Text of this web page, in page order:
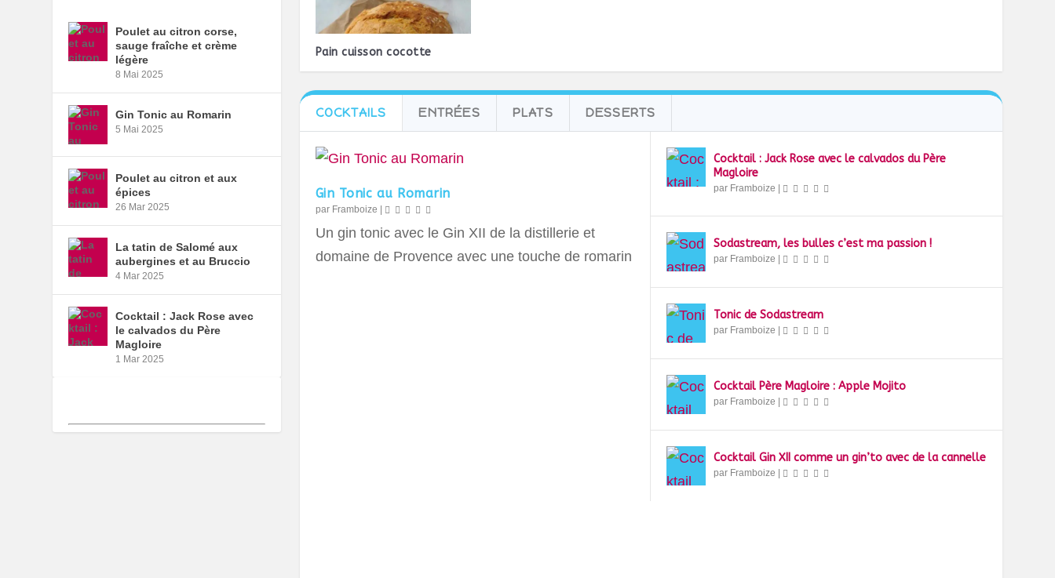
Pain cuisson cocotte
COCKTAILS ENTRÉES PLATS DESSERTS
Gin Tonic au Romarin
par Framboize
Un gin tonic avec le Gin XII de la distillerie et
domaine de Provence avec une touche de romarin
Cocktail : Jack Rose avec le calvados du Père
Magloire
par Framboize
Sodastream, les bulles c’est ma passion !
par Framboize
Tonic de Sodastream
par Framboize
Cocktail Père Magloire : Apple Mojito
par Framboize
Cocktail Gin XII comme un gin’to avec de la cannelle
par Framboize
Poulet au citron corse,
sauge fraîche et crème
légère
8 Mai 2025
Gin Tonic au Romarin
5 Mai 2025
Poulet au citron et aux
épices
26 Mar 2025
La tatin de Salomé aux
aubergines et au Bruccio
4 Mar 2025
Cocktail : Jack Rose avec
le calvados du Père
Magloire
1 Mar 2025